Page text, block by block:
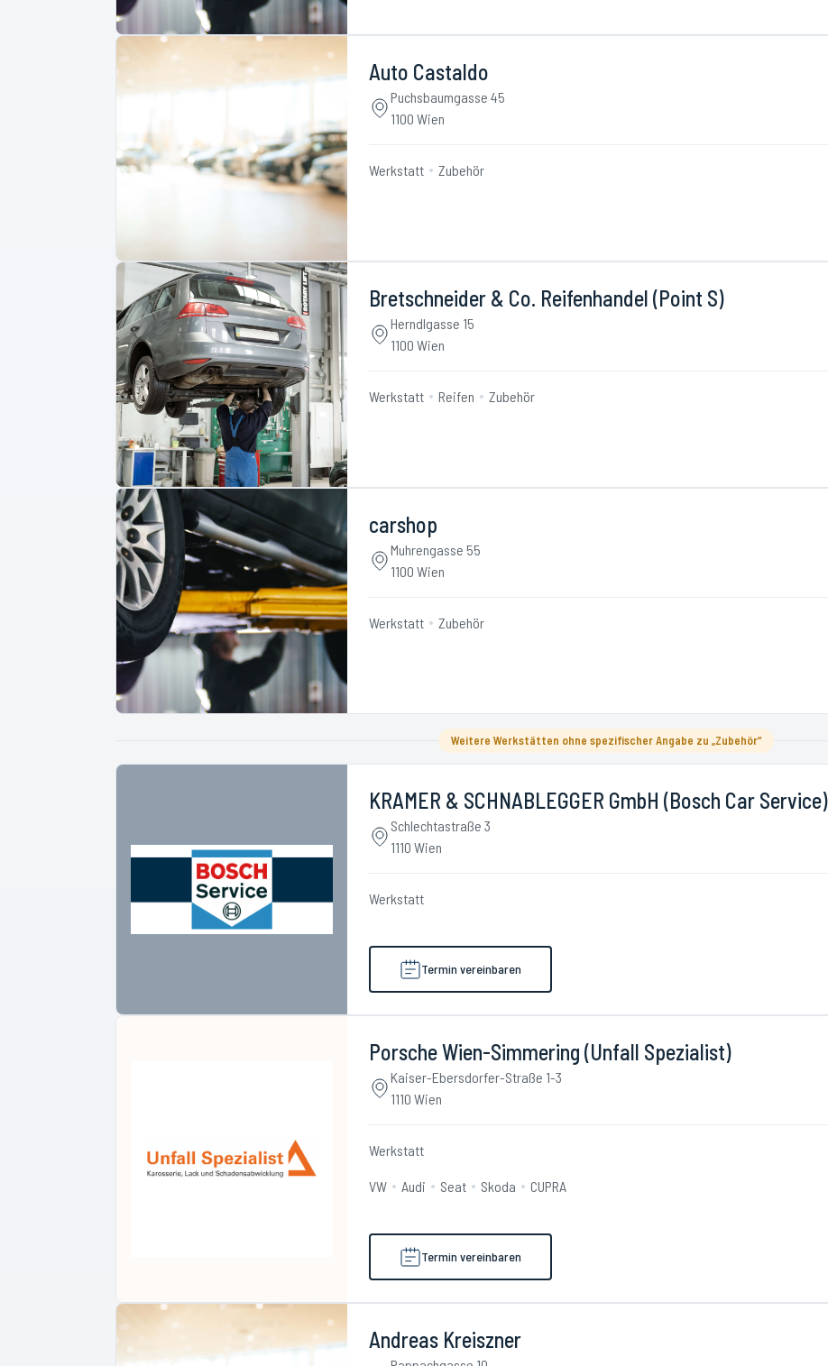
Auto Castaldo
Puchsbaumgasse 45
1100 Wien
Werkstatt Zubehör
Bretschneider & Co. Reifenhandel (Point S)
Herndlgasse 15
1100 Wien
Werkstatt Reifen Zubehör
carshop
Muhrengasse 55
1100 Wien
Werkstatt Zubehör
Weitere Werkstätten ohne spezifischer Angabe zu „Zubehör“
KRAMER & SCHNABLEGGER GmbH (Bosch Car Service)
Schlechtastraße 3
1110 Wien
Werkstatt
Termin vereinbaren
Porsche Wien-Simmering (Unfall Spezialist)
Kaiser-Ebersdorfer-Straße 1-3
1110 Wien
Werkstatt
VW Audi Seat Skoda CUPRA
Termin vereinbaren
Andreas Kreiszner